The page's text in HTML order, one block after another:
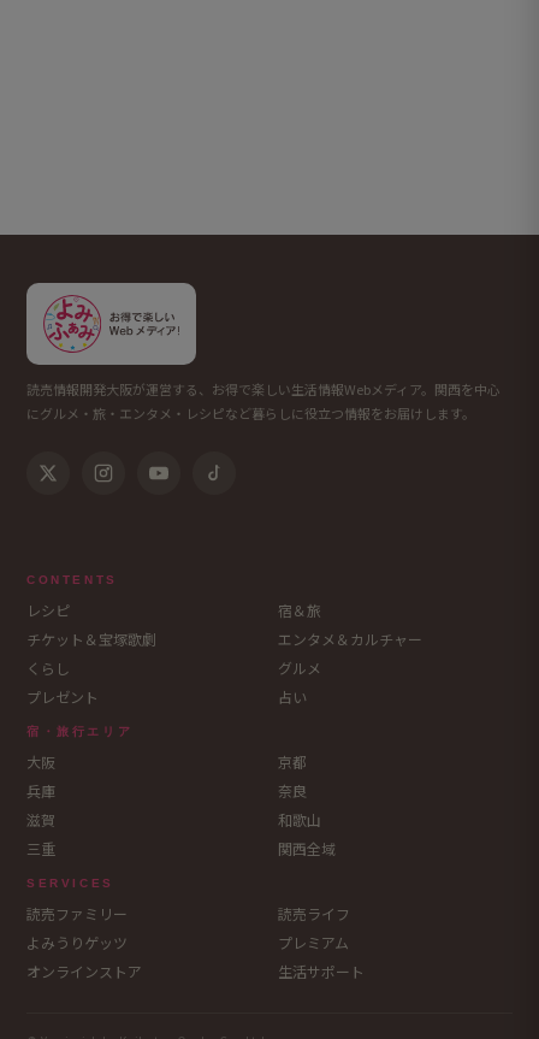
読売情報開発大阪が運営する、お得で楽しい生活情報Webメディア。関西を中心
にグルメ・旅・エンタメ・レシピなど暮らしに役立つ情報をお届けします。
CONTENTS
レシピ
宿＆旅
チケット＆宝塚歌劇
エンタメ＆カルチャー
くらし
グルメ
プレゼント
占い
宿・旅行エリア
大阪
京都
兵庫
奈良
滋賀
和歌山
三重
関西全域
SERVICES
読売ファミリー
読売ライフ
よみうりゲッツ
プレミアム
オンラインストア
生活サポート